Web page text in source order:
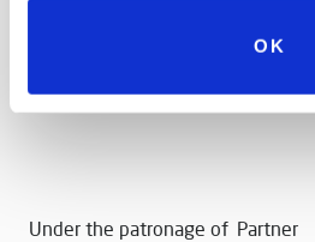
OK
Under the patronage of Partner